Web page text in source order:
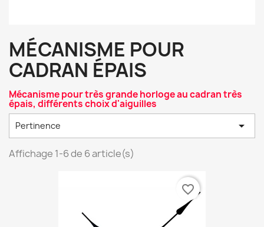
MÉCANISME POUR
CADRAN ÉPAIS
Mécanisme pour très grande horloge au cadran très
épais, différents choix d'aiguilles
Pertinence 
Affichage 1-6 de 6 article(s)
favorite_border